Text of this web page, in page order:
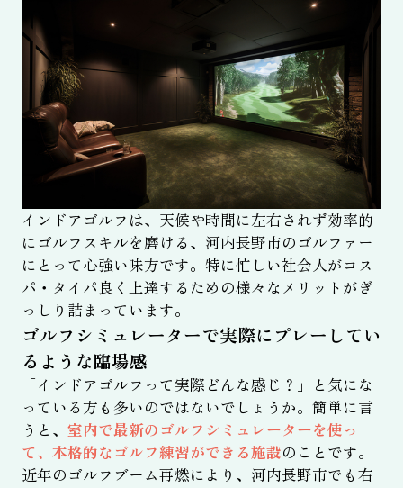
インドアゴルフは、天候や時間に左右されず効率的
にゴルフスキルを磨ける、河内長野市のゴルファー
にとって心強い味方です。特に忙しい社会人がコス
パ・タイパ良く上達するための様々なメリットがぎ
っしり詰まっています。
ゴルフシミュレーターで実際にプレーしてい
るような臨場感
「インドアゴルフって実際どんな感じ？」と気にな
っている方も多いのではないでしょうか。簡単に言
うと、 室内で最新のゴルフシミュレーターを使っ
て、本格的なゴルフ練習ができる施設のことです。
近年のゴルフブーム再燃により、河内長野市でも右